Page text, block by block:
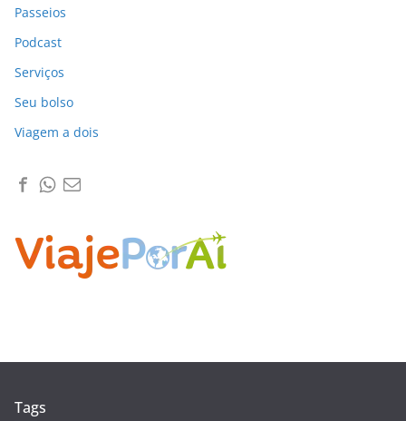
Passeios
Podcast
Serviços
Seu bolso
Viagem a dois
Tags